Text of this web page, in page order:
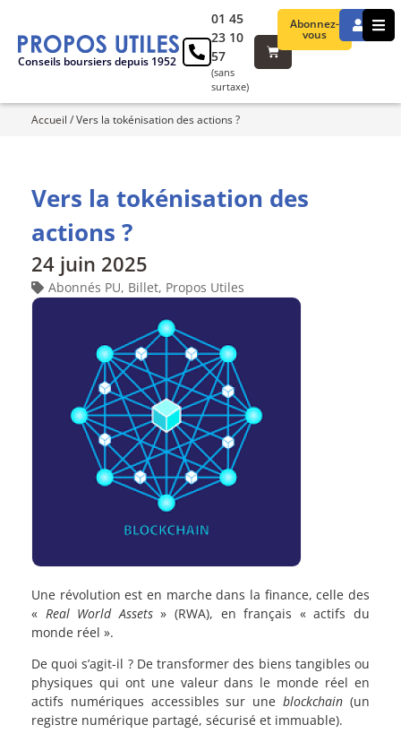
Conseils boursiers depuis 1952
Abonnez-
vous
01 45
23 10
57
(sans
surtaxe)
Accueil /Vers la tokénisation des actions ?
Vers la tokénisation des
actions ?
24 juin 2025
Abonnés PU, Billet, Propos Utiles
Une révolution est en marche dans la finance, celle des
« Real World Assets» (RWA), en français « actifs du
monde réel ».
De quoi s’agit-il ? De transformer des biens tangibles ou
physiques qui ont une valeur dans le monde réel en
actifs numériques accessibles sur uneblockchain (un
registre numérique partagé, sécurisé et immuable).